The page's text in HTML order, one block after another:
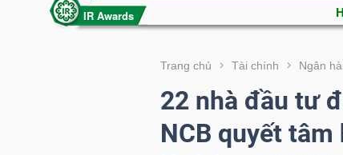
Trang chủ Tài chính Ngân
22 nhà đầu tư
NCB quyết
VIETSTOCK